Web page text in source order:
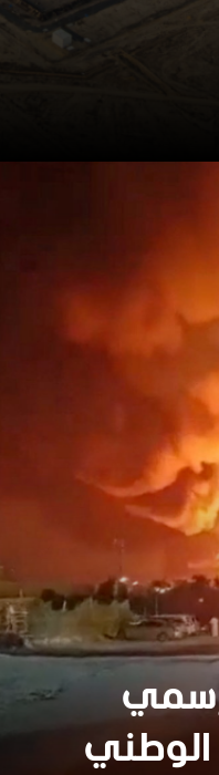
الوطني
كلهـم